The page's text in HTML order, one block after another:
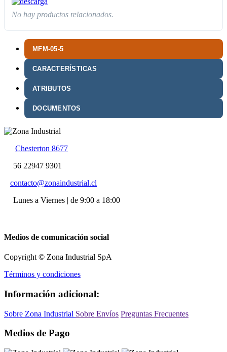
MFM-05-5
CARACTERÍSTICAS
ATRIBUTOS
DOCUMENTOS
No hay productos relacionados.
Chesterton 8677
56 22947 9301
contacto@zonaindustrial.cl
Lunes a Viernes | de 9:00 a 18:00
Medios de comunicación social
Copyright © Zona Industrial SpA
Términos y condiciones
Información adicional:
Sobre Zona Industrial Sobre Envíos Preguntas Frecuentes
Medios de Pago